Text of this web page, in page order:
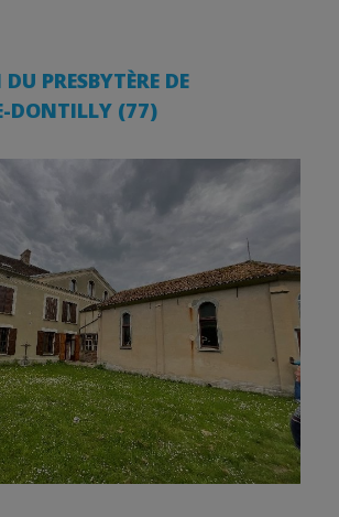
PRESBYTÈRE DE
DONTILLY (77)